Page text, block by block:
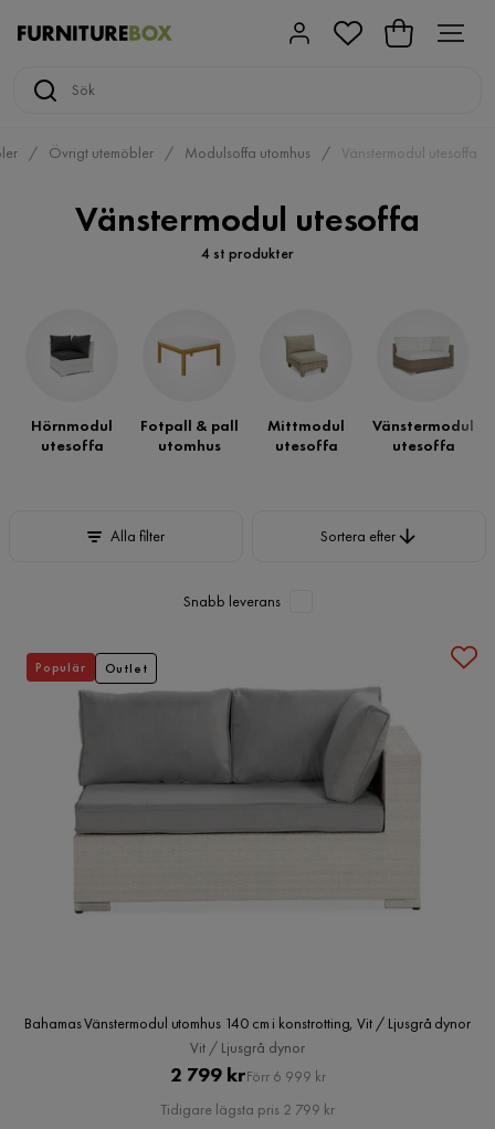
Övrigt utemöbler Modulsoffa utomhus Vänstermodul utesoffa
Vänstermodul utesoffa
4 st produkter
Hörnmodul
utesoffa
Fotpall & pall
utomhus
Mittmodul
utesoffa
Vänstermodul
utesoffa
Alla filter Sortera efter
Snabb leverans
Bahamas Vänstermodul utomhus 140 cm i konstrotting, Vit / Ljusgrå dynor
Vit / Ljusgrå dynor
Pris
2 799 krOriginal
Pris
Förr 6 999 kr
Tidigare lägsta pris 2 799 kr
Populär Outlet